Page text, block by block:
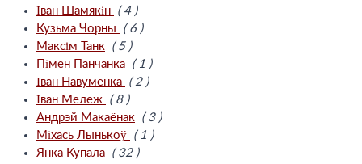
Іван Шамякін ( 4 )
Кузьма Чорны
( 6 )
Максім Танк ( 5 )
Пімен Панчанка ( 1 )
Іван Навуменка ( 2 )
Іван Мележ ( 8 )
Андрэй Макаёнак ( 3 )
Міхась Лынькоў ( 1 )
Янка Купала ( 32 )